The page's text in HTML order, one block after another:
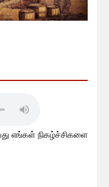
எங்கள் நிகழ்ச்சிகளை